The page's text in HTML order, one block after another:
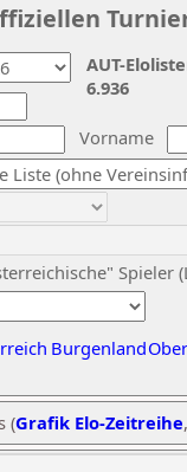
Vorname
Spieler
Burgenland
AUT-
6.936
(Grafik Elo-Zeitreihe,